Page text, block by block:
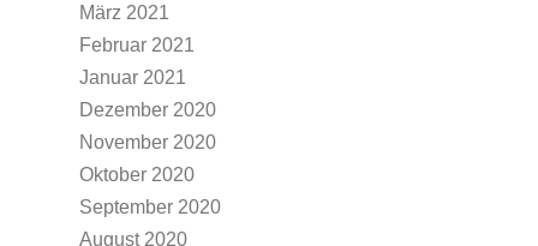
März 2021
Februar 2021
Januar 2021
Dezember 2020
November 2020
Oktober 2020
September 2020
August 2020